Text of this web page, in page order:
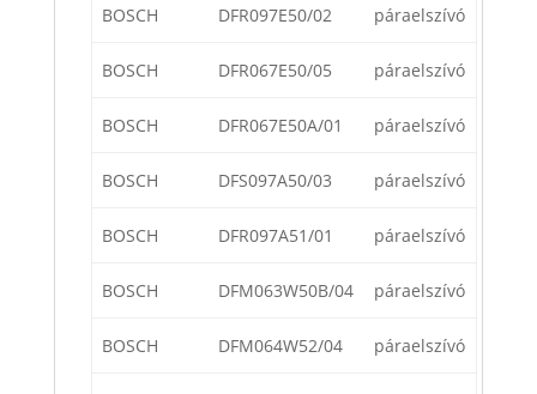
BOSCH DFR097E50/02 páraelszívó
BOSCH DFR067E50/05 páraelszívó
BOSCH DFR067E50A/01 páraelszívó
BOSCH DFS097A50/03 páraelszívó
BOSCH DFR097A51/01 páraelszívó
BOSCH DFM063W50B/04 páraelszívó
BOSCH DFM064W52/04 páraelszívó